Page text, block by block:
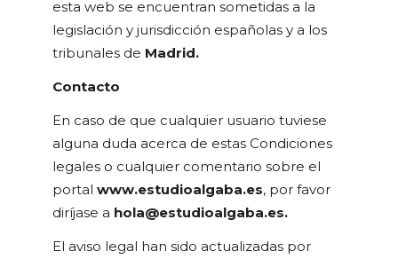
esta web se encuentran sometidas a la
legislación y jurisdicción españolas y a los
tribunales de Madrid.
Contacto
En caso de que cualquier usuario tuviese
alguna duda acerca de estas Condiciones
legales o cualquier comentario sobre el
portal www.estudioalgaba.es, por favor
diríjase a hola@estudioalgaba.es.
El aviso legal han sido actualizadas por